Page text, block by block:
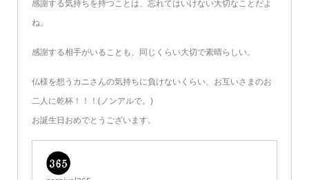
感謝する気持ちを持つことは、忘れてはいけない大切なことだよ
ね。
感謝する相手がいることも、同じくらい大切で素晴らしい。
仏様を想うカニさんの気持ちに負けないくらい、お互いさまのお
二人に乾杯！！！(ノンアルで。)
お誕生日おめでとうございます。